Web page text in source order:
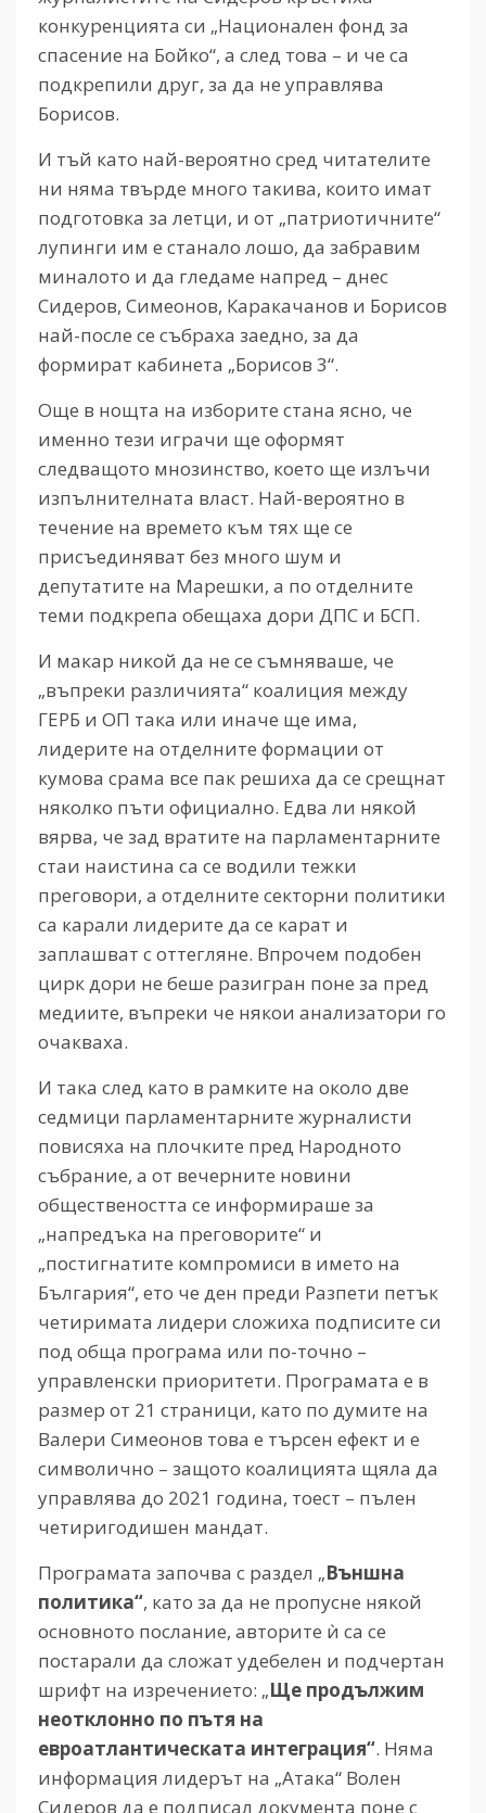
конкуренцията си „Национален фонд за
спасение на Бойко“, а след това – и че са
подкрепили друг, за да не управлява
Борисов.
И тъй като най-вероятно сред читателите
ни няма твърде много такива, които имат
подготовка за летци, и от „патриотичните“
лупинги им е станало лошо, да забравим
миналото и да гледаме напред – днес
Сидеров, Симеонов, Каракачанов и Борисов
най-после се събраха заедно, за да
формират кабинета „Борисов 3“.
Още в нощта на изборите стана ясно, че
именно тези играчи ще оформят
следващото мнозинство, което ще излъчи
изпълнителната власт. Най-вероятно в
течение на времето към тях ще се
присъединяват без много шум и
депутатите на Марешки, а по отделните
теми подкрепа обещаха дори ДПС и БСП.
И макар никой да не се съмняваше, че
„въпреки различията“ коалиция между
ГЕРБ и ОП така или иначе ще има,
лидерите на отделните формации от
кумова срама все пак решиха да се срещнат
няколко пъти официално. Едва ли някой
вярва, че зад вратите на парламентарните
стаи наистина са се водили тежки
преговори, а отделните секторни политики
са карали лидерите да се карат и
заплашват с оттегляне. Впрочем подобен
цирк дори не беше разигран поне за пред
медиите, въпреки че някои анализатори го
очакваха.
И така след като в рамките на около две
седмици парламентарните журналисти
повисяха на плочките пред Народното
събрание, а от вечерните новини
обществеността се информираше за
„напредъка на преговорите“ и
„постигнатите компромиси в името на
България“, ето че ден преди Разпети петък
четиримата лидери сложиха подписите си
под обща програма или по-точно –
управленски приоритети. Програмата е в
размер от 21 страници, като по думите на
Валери Симеонов това е търсен ефект и е
символично – защото коалицията щяла да
управлява до 2021 година, тоест – пълен
четиригодишен мандат.
Програмата започва с раздел „Външна
политика“, като за да не пропусне някой
основното послание, авторите ѝ са се
постарали да сложат удебелен и подчертан
шрифт на изречението: „Ще продължим
неотклонно по пътя на
евроатлантическата интеграция“. Няма
информация лидерът на „Атака“ Волен
Сидеров да е подписал документа поне с